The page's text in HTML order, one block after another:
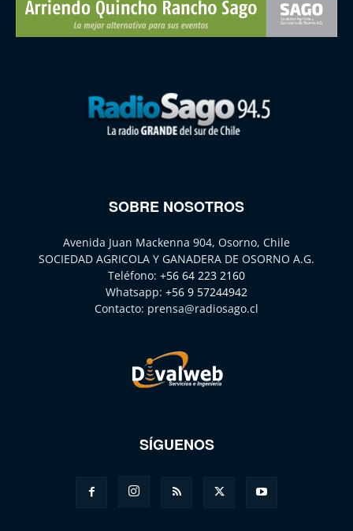
SOBRE NOSOTROS
Avenida Juan Mackenna 904, Osorno, Chile
SOCIEDAD AGRICOLA Y GANADERA DE OSORNO A.G.
Teléfono: +56 64 223 2160
Whatsapp: +56 9 57244942
Contacto: prensa@radiosago.cl
SÍGUENOS